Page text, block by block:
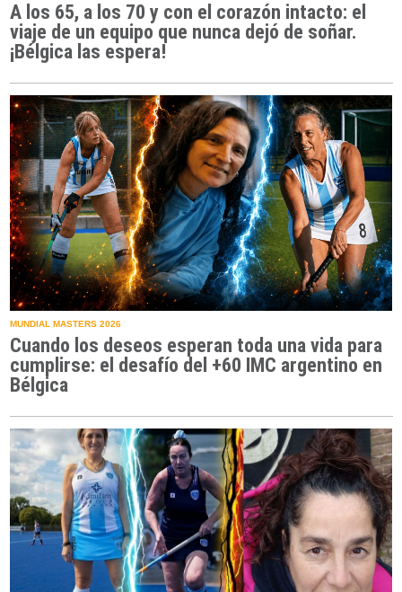
A los 65, a los 70 y con el corazón intacto: el
viaje de un equipo que nunca dejó de soñar.
¡Bélgica las espera!
MUNDIAL MASTERS 2026
Cuando los deseos esperan toda una vida para
cumplirse: el desafío del +60 IMC argentino en
Bélgica